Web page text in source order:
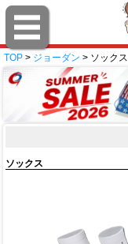
TOP > ジョーダン > ソックス
ソックス